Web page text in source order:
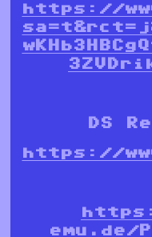
https://
DS
https://
emu.de/